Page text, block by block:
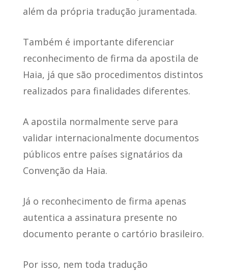
além da própria tradução juramentada.
Também é importante diferenciar
reconhecimento de firma da apostila de
Haia, já que são procedimentos distintos
realizados para finalidades diferentes.
A apostila normalmente serve para
validar internacionalmente documentos
públicos entre países signatários da
Convenção da Haia.
Já o reconhecimento de firma apenas
autentica a assinatura presente no
documento perante o cartório brasileiro.
Por isso, nem toda tradução